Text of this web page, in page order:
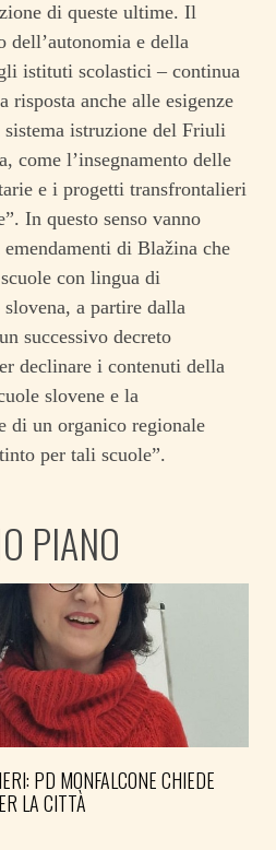
di queste ultime. Il
dell’autonomia e della
istituti scolastici – continua
risposta anche alle esigenze
sistema istruzione del Friuli
come l’insegnamento delle
e i progetti transfrontalieri
In questo senso vanno
di Blažina che
con lingua di
slovena, a partire dalla
successivo decreto
declinare i contenuti della
slovene e la
di un organico regionale
per tali scuole”.
PIANO
PD MONFALCONE CHIEDE
LA CITTÀ